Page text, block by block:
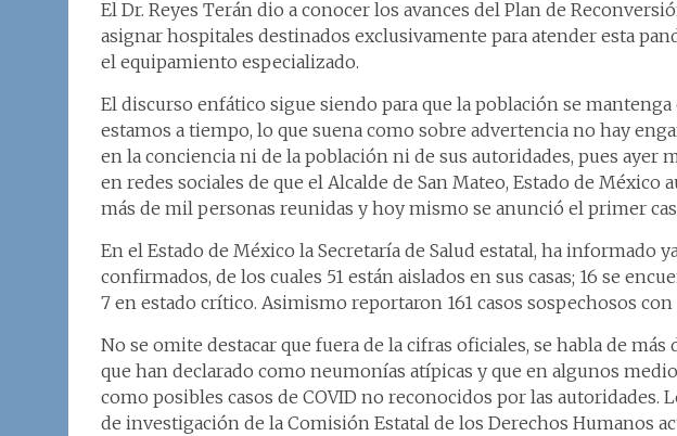
El Dr. Reyes Terán dio a conocer los avances del Plan de
asignar hospitales destinados exclusivamente para atender esta
el equipamiento especializado.
El discurso enfático sigue siendo para que la población se mantenga
estamos a tiempo, lo que suena como sobre advertencia no hay
en la conciencia ni de la población ni de sus autoridades, pues ayer
en redes sociales de que el Alcalde de San Mateo, Estado de
más de mil personas reunidas y hoy mismo se anunció el primer
En el Estado de México la Secretaría de Salud estatal, ha informado
confirmados, de los cuales 51 están aislados en sus casas; 16 se
7 en estado crítico. Asimismo reportaron 161 casos sospechosos
No se omite destacar que fuera de la cifras oficiales, se habla de más
que han declarado como neumonías atípicas y que en algunos
como posibles casos de COVID no reconocidos por las autoridades.
de investigación de la Comisión Estatal de los Derechos Humanos